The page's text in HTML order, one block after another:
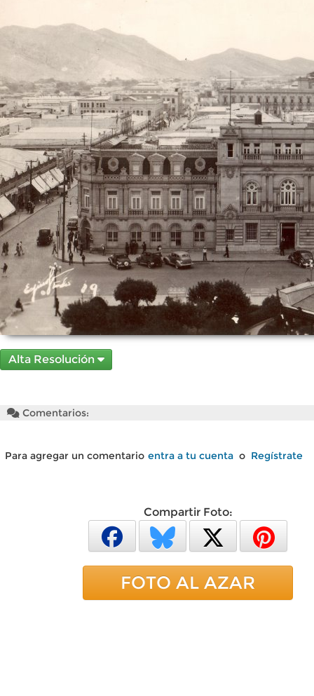
Alta Resolución
Comentarios:
Para agregar un comentario entra a tu cuenta o Regístrate
Compartir Foto:
FOTO AL AZAR